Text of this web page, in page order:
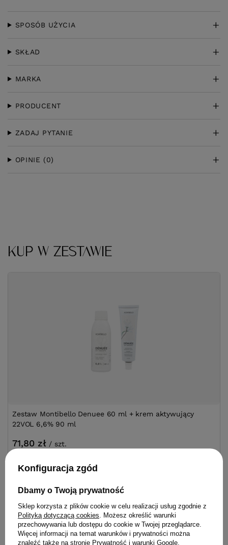
SPOSÓB UŻYCIA
SKŁAD
MARKA
PRODUCENT
ZADAJ PYTANIE
OPINIE (0)
KUP W ZESTAWIE
Zestaw Montibello Denuee 60 ml + krem aktywujący
22VOL 6,6% 90 ml
71,80 zł / szt.
Zobacz zestaw
Konfiguracja zgód
Dbamy o Twoją prywatność
Sklep korzysta z plików cookie w celu realizacji usług zgodnie z
Polityką dotyczącą cookies. Możesz określić warunki
przechowywania lub dostępu do cookie w Twojej przeglądarce.
Więcej informacji na temat warunków i prywatności można
znaleźć także na stronie Prywatność i warunki Google.